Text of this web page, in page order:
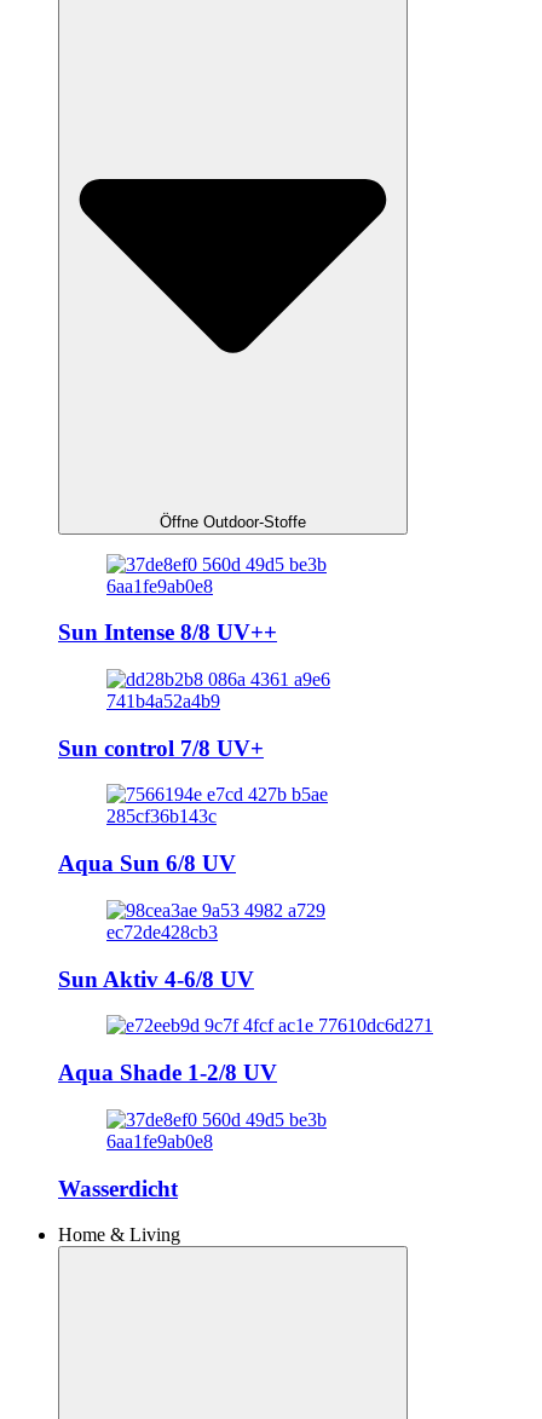
Öffne Outdoor-Stoffe
Sun Intense 8/8 UV++
Sun control 7/8 UV+
Aqua Sun 6/8 UV
Sun Aktiv 4-6/8 UV
Aqua Shade 1-2/8 UV
Wasserdicht
Home & Living